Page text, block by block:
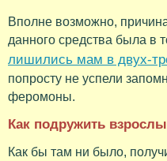
Вполне возможно,
данного средства была в
лишились мам в двух-
попросту не успели
феромоны.
Как подружить
Как бы там ни было,